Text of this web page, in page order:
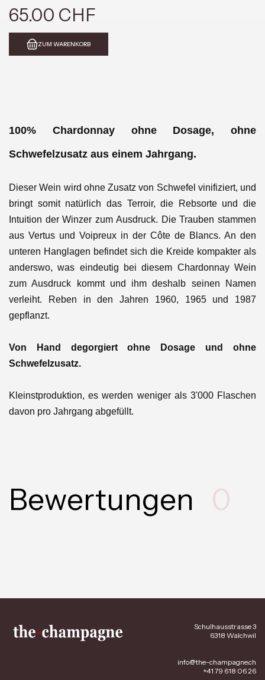
65.00 CHF
ZUM WARENKORB
100% Chardonnayohne Dosage, ohne
Schwefelzusatz aus einem Jahrgang.
Dieser Wein wird ohne Zusatz von Schwefel vinifiziert, und
bringt somit natürlich das Terroir, die Rebsorte und die
Intuition der Winzer zum Ausdruck. Die Trauben stammen
aus Vertus und Voipreux in der Côte de Blancs. An den
unteren Hanglagen befindet sich die Kreide kompakter als
anderswo, was eindeutig bei diesem Chardonnay Wein
zum Ausdruck kommt und ihm deshalb seinen Namen
verleiht.
Reben in den Jahren 1960, 1965 und 1987
gepflanzt.
Von Hand degorgiert ohne Dosage und ohne
Schwefelzusatz.
Kleinstproduktion, es werden weniger als 3'000 Flaschen
davon pro Jahrgang abgefüllt.
Bewertungen 0
Schulhausstrasse 3
6318 Walchwil
info@the-champagne.ch
+41 79 618 06 26